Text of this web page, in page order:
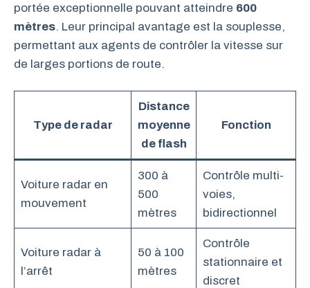
portée exceptionnelle pouvant atteindre 600
mètres. Leur principal avantage est la souplesse,
permettant aux agents de contrôler la vitesse sur
de larges portions de route.
Type de radar
Distance
moyenne
de flash
Fonction
Voiture radar en
mouvement
300 à
500
mètres
Contrôle multi-
voies,
bidirectionnel
Voiture radar à
l’arrêt
50 à 100
mètres
Contrôle
stationnaire et
discret